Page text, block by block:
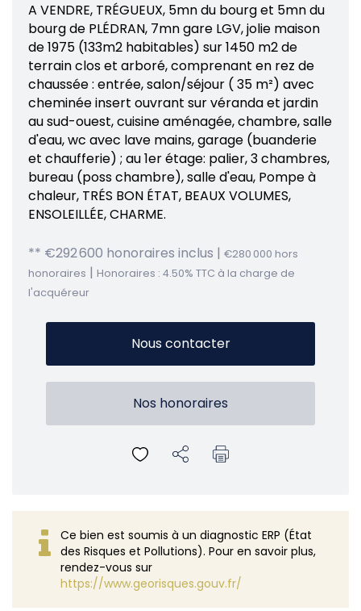
A VENDRE, TRÉGUEUX, 5mn du bourg et 5mn du
bourg de PLÉDRAN, 7mn gare LGV, jolie maison
de 1975 (133m2 habitables) sur 1450 m2 de
terrain clos et arboré, comprenant en rez de
chaussée : entrée, salon/séjour ( 35 m²) avec
cheminée insert ouvrant sur véranda et jardin
au sud-ouest, cuisine aménagée, chambre, salle
d'eau, wc avec lave mains, garage (buanderie
et chaufferie) ; au 1er étage: palier, 3 chambres,
bureau (poss chambre), salle d'eau, Pompe à
chaleur, TRÉS BON ÉTAT, BEAUX VOLUMES,
ENSOLEILLÉE, CHARME.
** €292 600 honoraires inclus | €280 000 hors
honoraires | Honoraires : 4.50% TTC à la charge de
l'acquéreur
Nous contacter
Nos honoraires
Ce bien est soumis à un diagnostic ERP (État
des Risques et Pollutions). Pour en savoir plus,
rendez-vous sur
https://www.georisques.gouv.fr/